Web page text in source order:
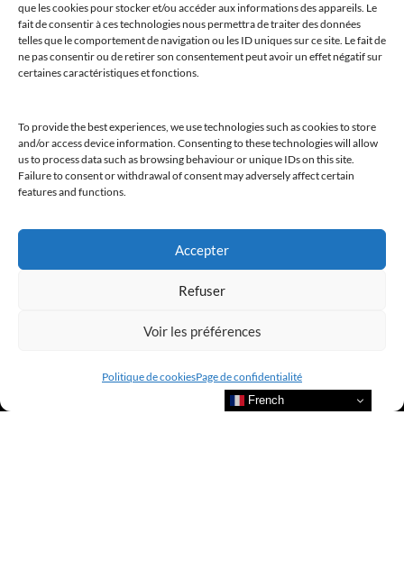
que les cookies pour stocker et/ou accéder aux informations des appareils. Le
fait de consentir à ces technologies nous permettra de traiter des données
telles que le comportement de navigation ou les ID uniques sur ce site. Le fait de
ne pas consentir ou de retirer son consentement peut avoir un effet négatif sur
certaines caractéristiques et fonctions.
To provide the best experiences, we use technologies such as cookies to store
and/or access device information. Consenting to these technologies will allow
us to process data such as browsing behaviour or unique IDs on this site.
Failure to consent or withdrawal of consent may adversely affect certain
features and functions.
Accepter
Refuser
Voir les préférences
Politique de cookiesPage de confidentialité
LUXURY SELECTIONS BY CLUB AMILCAR
French